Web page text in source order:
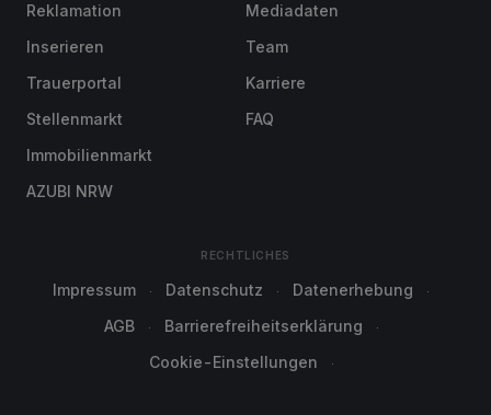
Reklamation
Inserieren
Trauerportal
Stellenmarkt
Immobilienmarkt
AZUBI NRW
Mediadaten
Team
Karriere
FAQ
RECHTLICHES
Impressum Datenschutz
Datenerhebung
AGB
Barrierefreiheitserklärung
Cookie-Einstellungen